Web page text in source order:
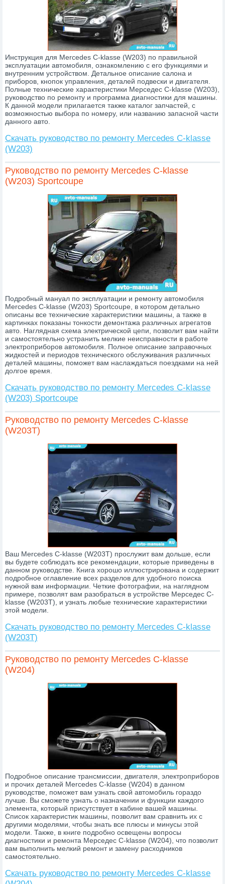
Инструкция для Mercedes C-klasse (W203) по правильной
эксплуатации автомобиля, ознакомлению с его функциями и
внутренним устройством. Детальное описание салона и
приборов, кнопок управления, деталей подвески и двигателя.
Полные технические характеристики Мерседес C-klasse (W203),
руководство по ремонту и программа диагностики для машины.
К данной модели прилагается также каталог запчастей, с
возможностью выбора по номеру, или названию запасной части
данного авто.
Скачать руководство по ремонту Mercedes C-klasse
(W203)
Руководство по ремонту Mercedes C-klasse
(W203) Sportcoupe
Подробный мануал по эксплуатации и ремонту автомобиля
Mercedes C-klasse (W203) Sportcoupe, в котором детально
описаны все технические характеристики машины, а также в
картинках показаны тонкости демонтажа различных агрегатов
авто. Наглядная схема электрической цепи, позволит вам найти
и самостоятельно устранить мелкие неисправности в работе
электроприборов автомобиля. Полное описание заправочных
жидкостей и периодов технического обслуживания различных
деталей машины, поможет вам наслаждаться поездками на ней
долгое время.
Скачать руководство по ремонту Mercedes C-klasse
(W203) Sportcoupe
Руководство по ремонту Mercedes C-klasse
(W203T)
Ваш Mercedes C-klasse (W203T) прослужит вам дольше, если
вы будете соблюдать все рекомендации, которые приведены в
данном руководстве. Книга хорошо иллюстрирована и содержит
подробное оглавление всех разделов для удобного поиска
нужной вам информации. Четкие фотографии, на наглядном
примере, позволят вам разобраться в устройстве Мерседес C-
klasse (W203T), и узнать любые технические характеристики
этой модели.
Скачать руководство по ремонту Mercedes C-klasse
(W203T)
Руководство по ремонту Mercedes C-klasse
(W204)
Подробное описание трансмиссии, двигателя, электроприборов
и прочих деталей Mercedes C-klasse (W204) в данном
руководстве, поможет вам узнать свой автомобиль гораздо
лучше. Вы сможете узнать о назначении и функции каждого
элемента, который присутствует в кабине вашей машины.
Список характеристик машины, позволит вам сравнить их с
другими моделями, чтобы знать все плюсы и минусы этой
модели. Также, в книге подробно освещены вопросы
диагностики и ремонта Мерседес C-klasse (W204), что позволит
вам выполнить мелкий ремонт и замену расходников
самостоятельно.
Скачать руководство по ремонту Mercedes C-klasse